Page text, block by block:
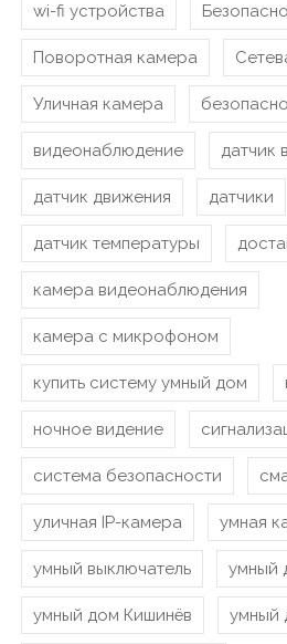
wi-fi устройства
Поворотная камера
Уличная камера
видеонаблюдение датчик
датчик движения датчики
датчик температуры
камера видеонаблюдения
камера с микрофоном
купить систему умный дом
ночное видение
система безопасности
уличная IP-камера умная
умный выключатель умный
умный дом Кишинёв умный